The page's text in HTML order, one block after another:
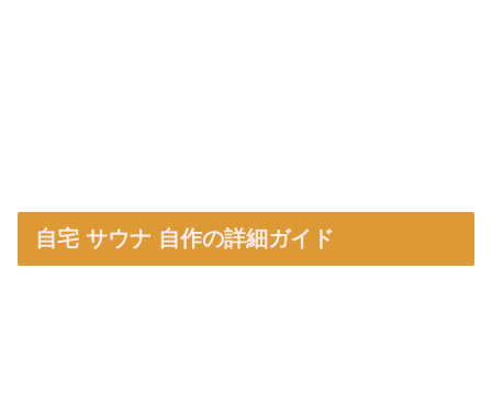
自宅 サウナ 自作の詳細ガイド